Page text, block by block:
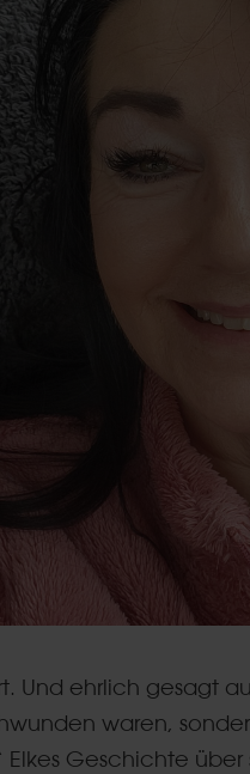
Und ehrlich gesagt
waren,
Geschichte